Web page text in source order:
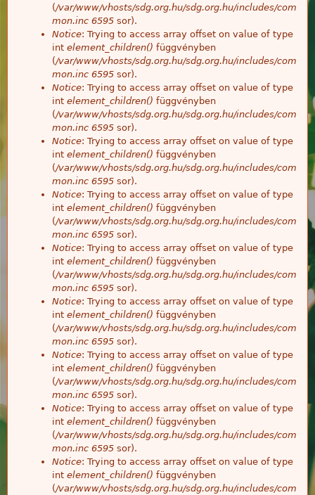
(/var/www/vhosts/sdg.org.hu/sdg.org.hu/includes/com
mon.inc 6595 sor).
Notice: Trying to access array offset on value of type
int element_children() függvényben
(/var/www/vhosts/sdg.org.hu/sdg.org.hu/includes/com
mon.inc 6595 sor).
Notice: Trying to access array offset on value of type
int element_children() függvényben
(/var/www/vhosts/sdg.org.hu/sdg.org.hu/includes/com
mon.inc 6595 sor).
Notice: Trying to access array offset on value of type
int element_children() függvényben
(/var/www/vhosts/sdg.org.hu/sdg.org.hu/includes/com
mon.inc 6595 sor).
Notice: Trying to access array offset on value of type
int element_children() függvényben
(/var/www/vhosts/sdg.org.hu/sdg.org.hu/includes/com
mon.inc 6595 sor).
Notice: Trying to access array offset on value of type
int element_children() függvényben
(/var/www/vhosts/sdg.org.hu/sdg.org.hu/includes/com
mon.inc 6595 sor).
Notice: Trying to access array offset on value of type
int element_children() függvényben
(/var/www/vhosts/sdg.org.hu/sdg.org.hu/includes/com
mon.inc 6595 sor).
Notice: Trying to access array offset on value of type
int element_children() függvényben
(/var/www/vhosts/sdg.org.hu/sdg.org.hu/includes/com
mon.inc 6595 sor).
Notice: Trying to access array offset on value of type
int element_children() függvényben
(/var/www/vhosts/sdg.org.hu/sdg.org.hu/includes/com
mon.inc 6595 sor).
Notice: Trying to access array offset on value of type
int element_children() függvényben
(/var/www/vhosts/sdg.org.hu/sdg.org.hu/includes/com